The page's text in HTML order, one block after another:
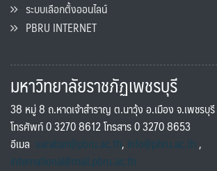
ระบบเลือกตั้งออนไลน์
PBRU INTERNET
มหาวิทยาลัยราชภัฏเพชรบุรี
38 หมู่ 8 ถ.หาดเจ้าสำราญ ต.นาวุ้ง อ.เมือง จ.เพชรบุ
โทรศัพท์ 0 3270 8612 โทรสาร 0 3270 8653
อีเมล saraban@pbru.ac.th, info@pbru.ac.th,
international@mail.pbru.ac.th